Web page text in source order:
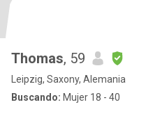
Thomas, 59
Leipzig, Saxony, Alemania
Buscando: Mujer 18 - 40